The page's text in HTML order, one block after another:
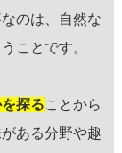
のは、自然な
ことです。
探ることから
ある分野や趣